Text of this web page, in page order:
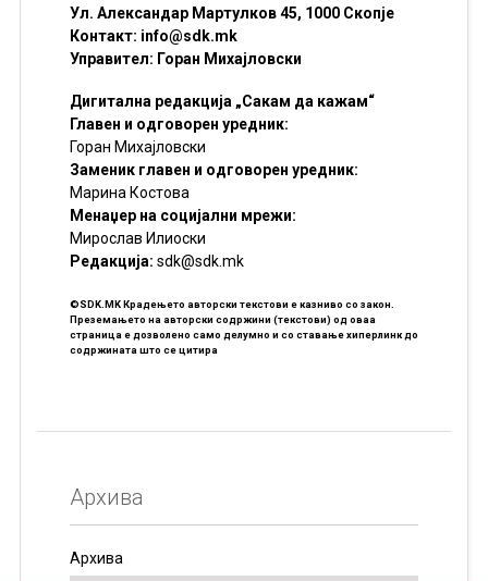
Ул. Александар Мартулков 45, 1000 Скопје
Контакт: info@sdk.mk
Управител: Горан Михајловски
Дигитална редакција „Сакам да кажам“
Главен и одговорен уредник:
Горан Михајловски
Заменик главен и одговорен уредник:
Марина Костова
Менаџер на социјални мрежи:
Мирослав Илиоски
Редакцијa: sdk@sdk.mk
©SDK.MK Крадењето авторски текстови е казниво со закон.
Преземањето на авторски содржини (текстови) од оваа
страница е дозволено само делумно и со ставање хиперлинк до
содржината што се цитира
Архива
Архива